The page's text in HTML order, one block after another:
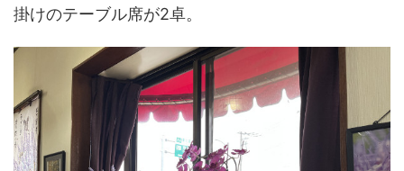
掛けのテーブル席が2卓。